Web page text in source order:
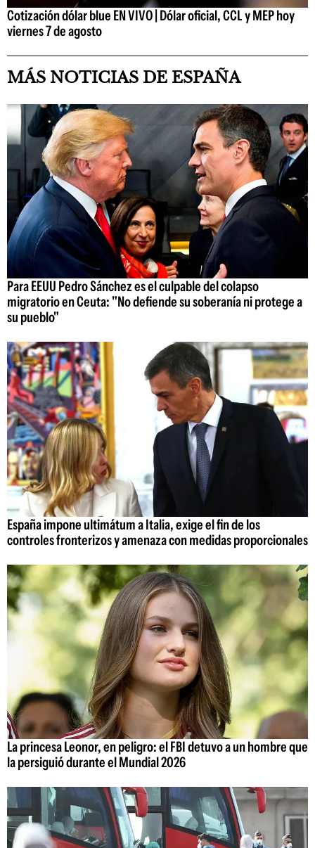
Cotización dólar blue EN VIVO | Dólar oficial, CCL y MEP hoy
viernes 7 de agosto
MÁS NOTICIAS DE ESPAÑA
Para EEUU Pedro Sánchez es el culpable del colapso
migratorio en Ceuta: "No defiende su soberanía ni protege a
su pueblo"
España impone ultimátum a Italia, exige el fin de los
controles fronterizos y amenaza con medidas proporcionales
La princesa Leonor, en peligro: el FBI detuvo a un hombre que
la persiguió durante el Mundial 2026